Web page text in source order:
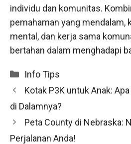
individu dan komunitas.
pemahaman yang mendalam,
mental, dan kerja sama
bertahan dalam menghadapi
Categories
Info Tips
Kotak P3K untuk Anak:
di Dalamnya?
Peta County di Nebraska:
Perjalanan Anda!